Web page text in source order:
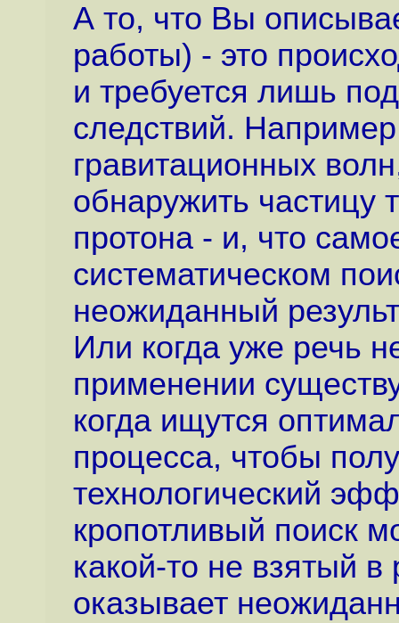
А то, что Вы
работы) - это
и требуется лишь
следствий.
гравитационных
обнаружить частицу
протона - и, что
систематическом
неожиданный
Или когда уже речь
применении
когда ищутся
процесса, чтобы
технологический
кропотливый поиск
какой-то не взятый
оказывает